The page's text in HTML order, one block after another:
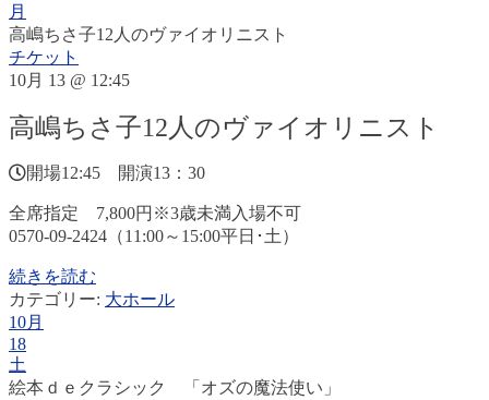
月
高嶋ちさ子12人のヴァイオリニスト
チケット
10月 13 @ 12:45
高嶋ちさ子12人のヴァイオリニスト
開場12:45 開演13：30
全席指定 7,800円※3歳未満入場不可
0570-09-2424（11:00～15:00平日･土）
続きを読む
カテゴリー: 大ホール
10月
18
土
絵本ｄｅクラシック 「オズの魔法使い」